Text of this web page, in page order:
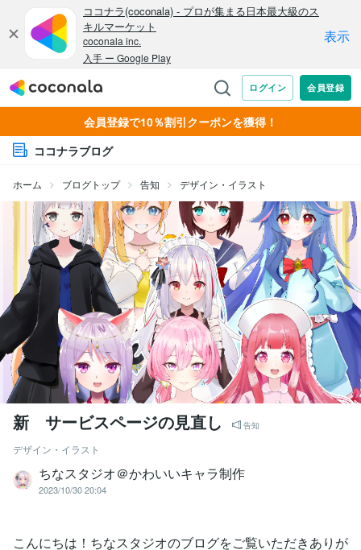
会員登録で10％割引クーポンを獲得！
ココナラブログ
ホーム ブログトップ 告知 デザイン・イラスト
新 サービスページの見直し 告知
デザイン・イラスト
ちなスタジオ＠かわいいキャラ制作
2023/10/30 20:04
こんにちは！ちなスタジオのブログをご覧いただきありが